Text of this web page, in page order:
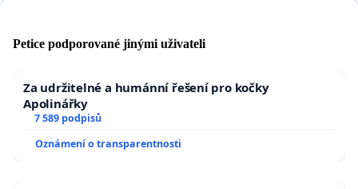
Petice podporované jinými uživateli
Za udržitelné a humánní řešení pro kočky
Apolinářky
7 589 podpisů
Oznámení o transparentnosti